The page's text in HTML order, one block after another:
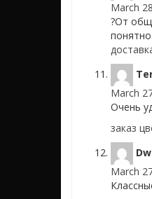
March
?От
понятно.
March
Очень
заказ
March